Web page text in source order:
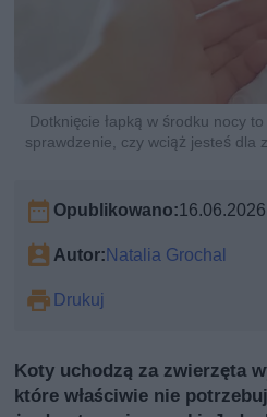
Dotknięcie łapką w środku nocy
sprawdzenie, czy wciąż jesteś dla
Opublikowano:16.06.2026
Autor:Natalia Grochal
Drukuj
Koty uchodzą za zwierzęta
które właściwie nie